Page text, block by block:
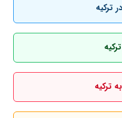
ترکیه
ترکیه